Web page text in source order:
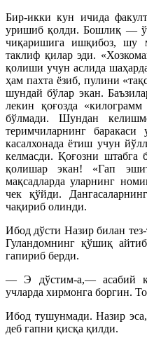
Бир-икки кун ичида
уришиб қолди. Бошлиқ —
чиқаришига ишқибоз, шу
таклиф қилар эди.
қолиши учун аслида
ҳам пахта ёзиб, пулини
шундай бўлар экан.
лекин қоғозда
бўлмади. Шундан
теримчиларнинг
касалхонада ётиш учун
келмасди. Қоғозни штабга
қолишар экан! «Гап
мақсадларда уларнинг
чек қўйди.
чақириб олинди.
Ибод дўсти Назир билан
Гуландомнинг қўшиқ
гапириб берди.
— Э дўстим-а,— асабий
учларда хирмонга боргин.
Ибод тушунмади. Назир эса,
деб гапни қисқа қилди.